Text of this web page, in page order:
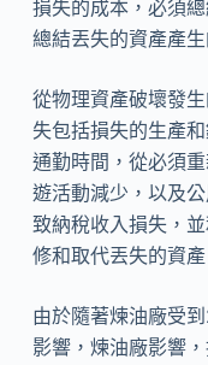
損失的成本，必須
總結丟失的資產產
從物理資產破壞發
失包括損失的生產
通勤時間，從必須
遊活動減少，以及
致納稅收入損失，
修和取代丟失的資產
由於隨著煉油廠受
影響，煉油廠影響